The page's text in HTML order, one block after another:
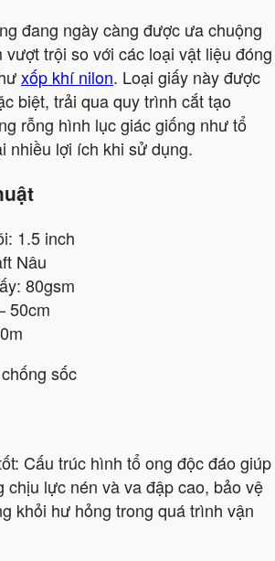
đang ngày càng được ưa chuộng
trội so với các loại vật liệu đóng
xốp khí nilon. Loại giấy này được
biệt, trải qua quy trình cắt tạo
rỗng hình lục giác giống như tổ
nhiều lợi ích khi sử dụng.
1.5 inch
Nâu
80gsm
50cm
Cấu trúc hình tổ ong độc đáo giúp
chịu lực nén và va đập cao, bảo vệ
khỏi hư hỏng trong quá trình vận